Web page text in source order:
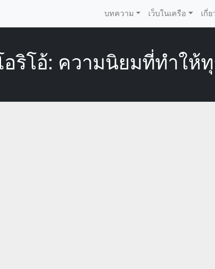
บทความ เว็บในเครือ เกี่
อริโอ้: ความนิยมที่ทำให้